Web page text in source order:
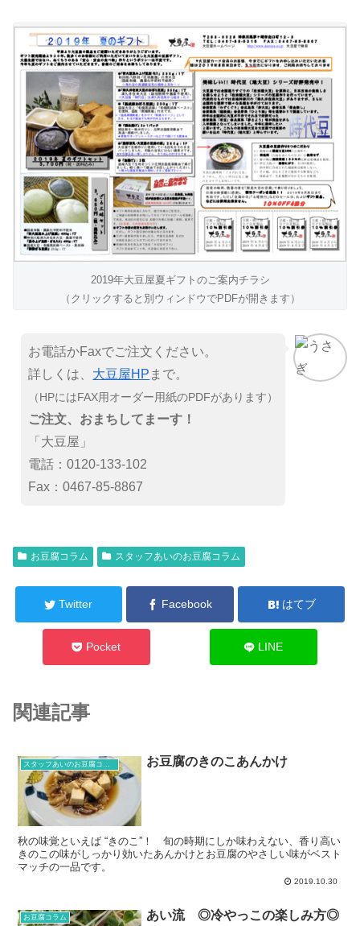
2019年大豆屋夏ギフトのご案内チラシ
（クリックすると別ウィンドウでPDFが開きます）
お電話かFaxでご注文ください。
詳しくは、 大豆屋HP まで。
（HPにはFAX用オーダー用紙のPDFがあります）
ご注文、おまちしてまーす！
「大豆屋」
電話：0120-133-102
Fax：0467-85-8867
お豆腐コラム スタッフあいのお豆腐コラム
Twitter Facebook はてブ
Pocket LINE
関連記事
お豆腐のきのこあんかけ
秋の味覚といえば “きのこ”！ 旬の時期にしか味わえない、香り高い
きのこの味がしっかり効いたあんかけとお豆腐のやさしい味がベスト
マッチの一品です。
2019.10.30
お豆腐コラム あい流 ◎冷やっこの楽しみ方◎